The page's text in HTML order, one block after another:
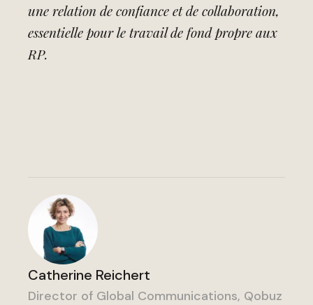
une relation de confiance et de collaboration,
essentielle pour le travail de fond propre aux
RP.
Catherine Reichert
Director of Global Communications, Qobuz